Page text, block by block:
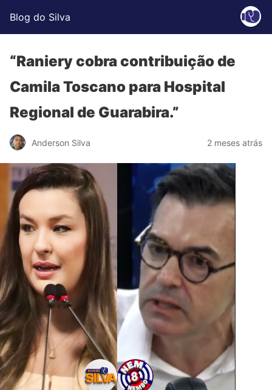
Blog do Silva
“Raniery cobra contribuição de
Camila Toscano para Hospital
Regional de Guarabira.”
Anderson Silva 2 meses atrás